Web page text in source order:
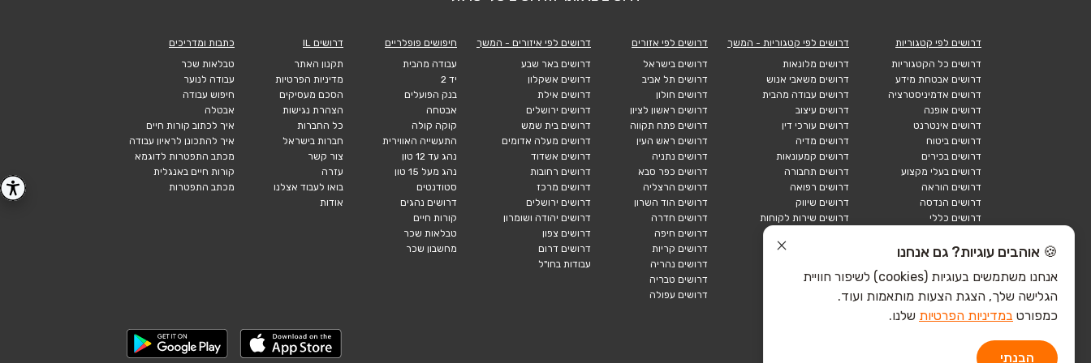
דרושים לפי קטגוריות
דרושים כל הקטגוריות
דרושים אבטחת מידע
דרושים אדמיניסטרציה
דרושים אופנה
דרושים אינטרנט
דרושים ביטוח
דרושים בכירים
דרושים בעלי מקצוע
דרושים הוראה
דרושים הנדסה
דרושים כללי
דרושים לוגיסטיקה
דרושים מכירות
הייטק חומרה
דרושים לפי קטגוריות - המשך
דרושים מלונאות
דרושים משאבי אנוש
דרושים עבודה מהבית
דרושים עיצוב
דרושים עורכי דין
דרושים מדיה
דרושים קמעונאות
דרושים תחבורה
דרושים רפואה
דרושים שיווק
דרושים שירות לקוחות
הייטק כללי
הייטק תוכנה
דרושים לפי אזורים
דרושים בישראל
דרושים תל אביב
דרושים חולון
דרושים ראשון לציון
דרושים פתח תקווה
דרושים ראש העין
דרושים נתניה
דרושים כפר סבא
דרושים הרצליה
דרושים הוד השרון
דרושים חדרה
דרושים חיפה
דרושים קריות
דרושים נהריה
דרושים טבריה
דרושים עפולה
דרושים לפי איזורים - המשך
דרושים באר שבע
דרושים אשקלון
דרושים אילת
דרושים ירושלים
דרושים בית שמש
דרושים מעלה אדומים
דרושים אשדוד
דרושים רחובות
דרושים מרכז
דרושים ירושלים
דרושים יהודה ושומרון
דרושים צפון
דרושים דרום
עבודות בחו"ל
חיפושים פופלריים
עבודה מהבית
יד 2
בנק הפועלים
אבטחה
קוקה קולה
התעשייה האווירית
נהג עד 12 טון
נהג מעל 15 טון
סטודנטים
דרושים נהגים
קורות חיים
טבלאות שכר
מחשבון שכר
דרושים IL
תקנון האתר
מדיניות הפרטיות
הסכם מעסיקים
הצהרת נגישות
כל החברות
חברות בישראל
צור קשר
עזרה
בואו לעבוד אצלנו
אודות
כתבות ומדריכים
טבלאות שכר
עבודה לנוער
חיפוש עבודה
אבטלה
איך לכתוב קורות חיים
איך להתכונן לראיון עבודה
מכתב התפטרות לדוגמא
קורות חיים באנגלית
מכתב התפטרות
🍪 אוהבים עוגיות? גם אנחנו
אנחנו משתמשים בעוגיות (cookies) לשיפור חוויית
הגלישה שלך, הצגת הצעות מותאמות ועוד.
כמפורט במדיניות הפרטיות שלנו.
הבנתי